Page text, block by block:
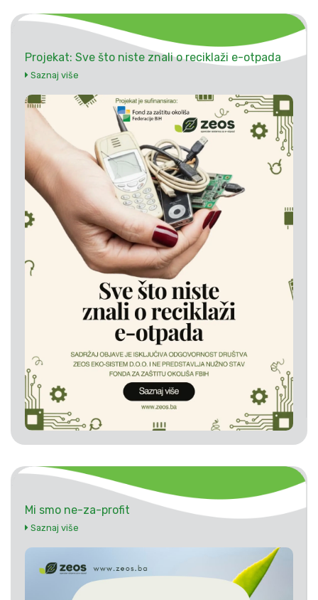
Projekat: Sve što niste znali o reciklaži e-otpada
Saznaj više
Mi smo ne-za-profit
Saznaj više